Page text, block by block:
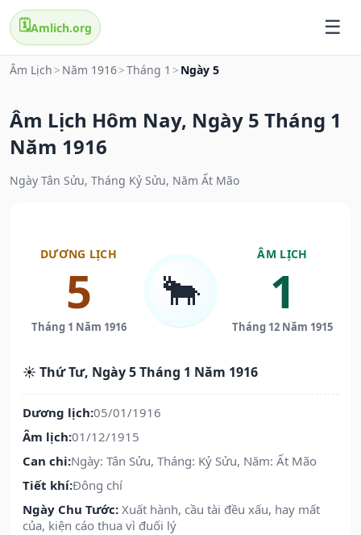
🗓️Amlich.org
Âm Lịch > Năm 1916>Tháng 1 > Ngày 5
Âm Lịch Hôm Nay, Ngày 5 Tháng 1
Năm 1916
Ngày Tân Sửu, Tháng Kỷ Sửu, Năm Ất Mão
DƯƠNG LỊCH
5
Tháng 1 Năm 1916
🐂
ÂM LỊCH
1
Tháng 12 Năm 1915
☀️ Thứ Tư, Ngày 5 Tháng 1 Năm 1916
Dương lịch:05/01/1916
Âm lịch:01/12/1915
Can chi:Ngày: Tân Sửu, Tháng: Kỷ Sửu, Năm: Ất Mão
Tiết khí:Đông chí
Ngày Chu Tước: Xuất hành, cầu tài đều xấu, hay mất
của, kiện cáo thua vì đuối lý